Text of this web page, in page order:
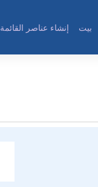
بيت إنشاء عناصر القائمة